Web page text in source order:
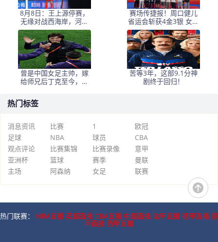
8月8日：王上源停赛，
无缘对战西海岸，河南
中场失核，郑智率队剑
指亚冠！
赛场传捷报！周口健儿
省运会斩获4金3银 女足
（甲组）创历史摘银
曾是中国女足主帅，嫁
给师兄后丁克至今，如
苦等3年，这部9.1分神
剧终于回归！
热门标签
消息资讯 比赛 1
欧冠
足球
NBA 球员
CBA
观点评论
比赛集锦 比赛录像
意甲
亚洲杯
篮球 赛季
曼联
主场
阿森纳 女足 联赛
热门联赛： NBA直播 英超直播 CBA直播 中超直播 法甲直播 德甲直播 意
甲直播 西甲直播